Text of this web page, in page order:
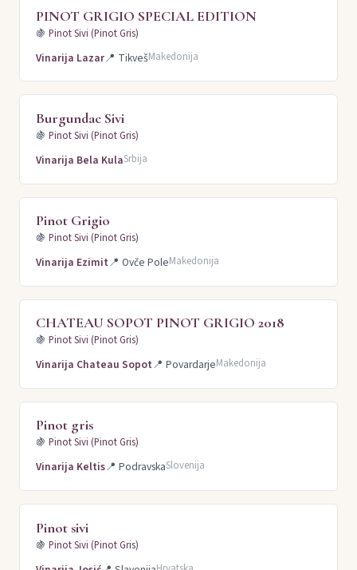
PINOT GRIGIO SPECIAL EDITION
🍇 Pinot Sivi (Pinot Gris)
Vinarija Lazar📍 TikvešMakedonija
Burgundac Sivi
🍇 Pinot Sivi (Pinot Gris)
Vinarija Bela KulaSrbija
Pinot Grigio
🍇 Pinot Sivi (Pinot Gris)
Vinarija Ezimit📍 Ovče PoleMakedonija
CHATEAU SOPOT PINOT GRIGIO 2018
🍇 Pinot Sivi (Pinot Gris)
Vinarija Chateau Sopot📍 PovardarjeMakedonija
Pinot gris
🍇 Pinot Sivi (Pinot Gris)
Vinarija Keltis📍 PodravskaSlovenija
Pinot sivi
🍇 Pinot Sivi (Pinot Gris)